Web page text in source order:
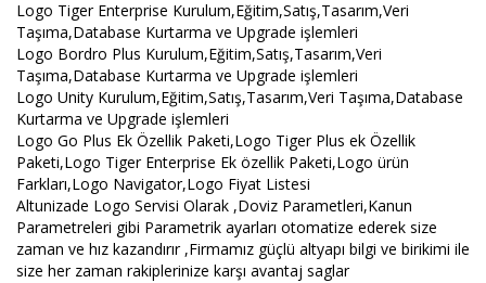
Logo Tiger Enterprise Kurulum,Eğitim,Satış,Tasarım,Veri
Taşıma,Database Kurtarma ve Upgrade işlemleri
Logo Bordro Plus Kurulum,Eğitim,Satış,Tasarım,Veri
Taşıma,Database Kurtarma ve Upgrade işlemleri
Logo Unity Kurulum,Eğitim,Satış,Tasarım,Veri Taşıma,Database
Kurtarma ve Upgrade işlemleri
Logo Go Plus Ek Özellik Paketi,Logo Tiger Plus ek Özellik
Paketi,Logo Tiger Enterprise Ek özellik Paketi,Logo ürün
Farkları,Logo Navigator,Logo Fiyat Listesi
Altunizade Logo Servisi Olarak ,Doviz Parametleri,Kanun
Parametreleri gibi Parametrik ayarları otomatize ederek size
zaman ve hız kazandırır ,Firmamız güçlü altyapı bilgi ve birikimi ile
size her zaman rakiplerinize karşı avantaj saglar